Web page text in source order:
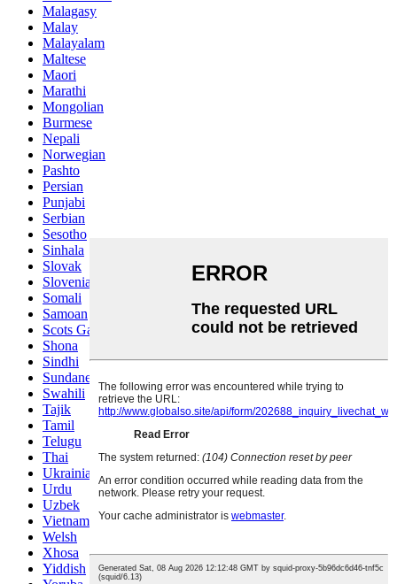
Malagasy
Malay
Malayalam
Maltese
Maori
Marathi
Mongolian
Burmese
Nepali
Norwegian
Pashto
Persian
Punjabi
Serbian
Sesotho
Sinhala
Slovak
Slovenian
Somali
Samoan
Scots Gaelic
Shona
Sindhi
Sundanese
Swahili
Tajik
Tamil
Telugu
Thai
Ukrainian
Urdu
Uzbek
Vietnamese
Welsh
Xhosa
Yiddish